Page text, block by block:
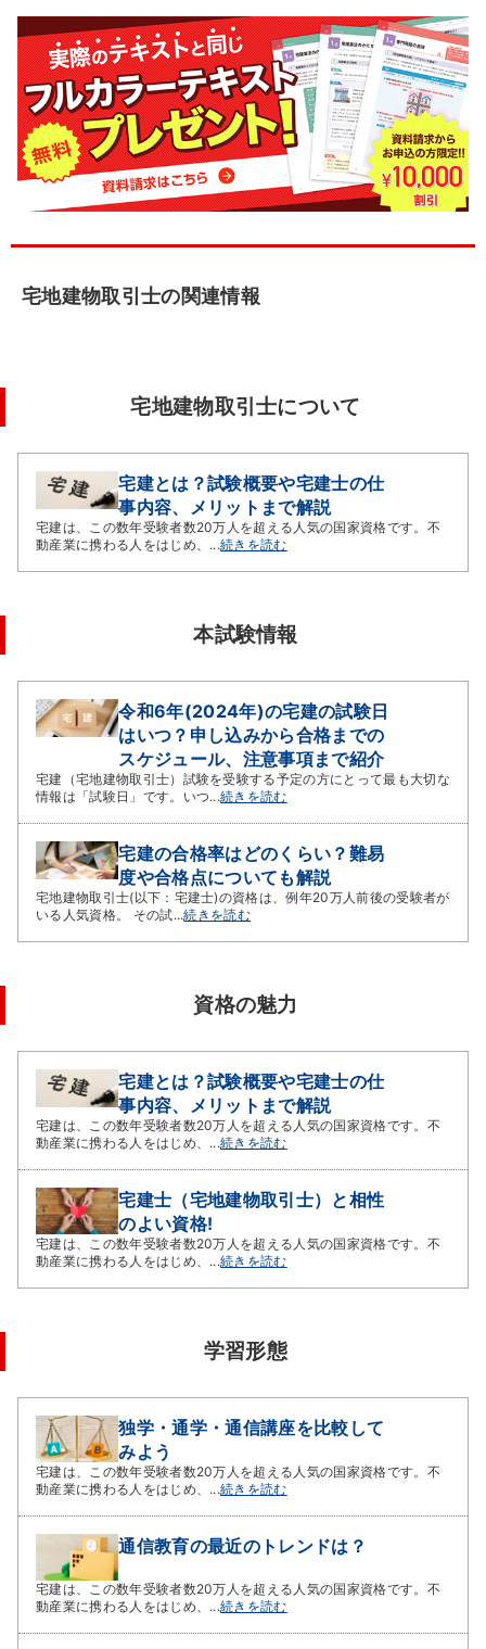
宅地建物取引士の関連情報
宅地建物取引士について
宅建とは？試験概要や宅建士の仕
事内容、メリットまで解説
宅建は、この数年受験者数20万人を超える人気の国家資格です。不
動産業に携わる人をはじめ、...続きを読む
本試験情報
令和6年(2024年)の宅建の試験日
はいつ？申し込みから合格までの
スケジュール、注意事項まで紹介
宅建（宅地建物取引士）試験を受験する予定の方にとって最も大切な
情報は「試験日」です。いつ...続きを読む
宅建の合格率はどのくらい？難易
度や合格点についても解説
宅地建物取引士(以下：宅建士)の資格は、例年20万人前後の受験者が
いる人気資格。 その試...続きを読む
資格の魅力
宅建とは？試験概要や宅建士の仕
事内容、メリットまで解説
宅建は、この数年受験者数20万人を超える人気の国家資格です。不
動産業に携わる人をはじめ、...続きを読む
宅建士（宅地建物取引士）と相性
のよい資格!
宅建は、この数年受験者数20万人を超える人気の国家資格です。不
動産業に携わる人をはじめ、...続きを読む
学習形態
独学・通学・通信講座を比較して
みよう
宅建は、この数年受験者数20万人を超える人気の国家資格です。不
動産業に携わる人をはじめ、...続きを読む
通信教育の最近のトレンドは？
宅建は、この数年受験者数20万人を超える人気の国家資格です。不
動産業に携わる人をはじめ、...続きを読む